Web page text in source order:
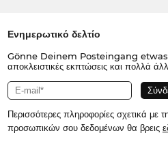
Ενημερωτικό δελτίο
Gönne Deinem Posteingang etwas
αποκλειστικές εκπτώσεις και πολλά
Περισσότερες πληροφορίες σχετικά με
προσωπικών σου δεδομένων θα βρεις